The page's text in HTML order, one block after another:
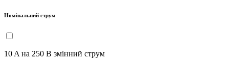
Номінальний струм
10 A на 250 В змінний струм